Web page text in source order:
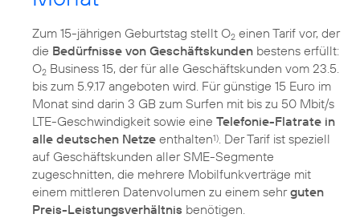
Zum 15-jährigen Geburtstag stellt O2 einen Tarif vor, der
die Bedürfnisse von Geschäftskunden bestens erfüllt:
O2 Business 15, der für alle Geschäftskunden vom 23.5.
bis zum 5.9.17 angeboten wird. Für günstige 15 Euro im
Monat sind darin 3 GB zum Surfen mit bis zu 50 Mbit/s
LTE-Geschwindigkeit sowie eine Telefonie-Flatrate in
alle deutschen Netze enthalten1) . Der Tarif ist speziell
auf Geschäftskunden aller SME-Segmente
zugeschnitten, die mehrere Mobilfunkverträge mit
einem mittleren Datenvolumen zu einem sehrguten
Preis-Leistungsverhältnis benötigen.